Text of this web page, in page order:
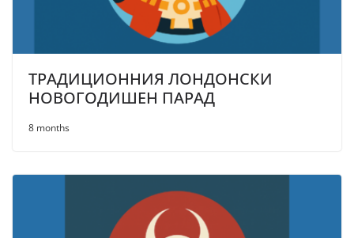
ТРАДИЦИОННИЯ ЛОНДОНСКИ
НОВОГОДИШЕН ПАРАД
8 months